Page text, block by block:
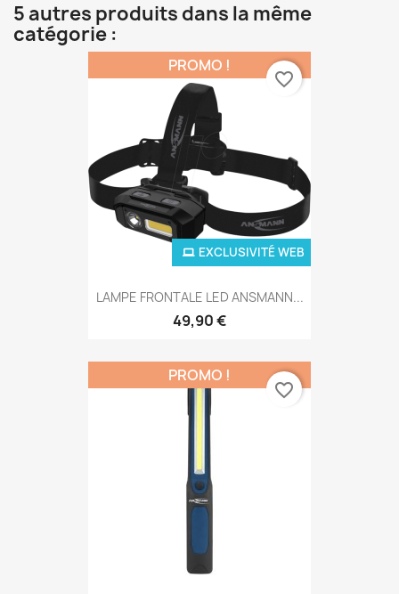
5 autres produits dans la même
catégorie :
LAMPE FRONTALE LED ANSMANN...
49,90 €
EXCLUSIVITÉ WEB
PROMO !
favorite_border
PROMO !
favorite_border